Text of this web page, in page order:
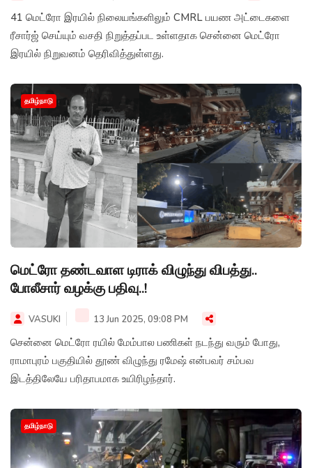
41 மெட்ரோ இரயில் நிலையங்களிலும் CMRL பயண அட்டைகளை
ரீசார்ஜ் செய்யும் வசதி நிறுத்தப்பட உள்ளதாக சென்னை மெட்ரோ
இரயில் நிறுவனம் தெரிவித்துள்ளது.
தமிழ்நாடு
மெட்ரோ தண்டவாள டிராக் விழுந்து விபத்து..
போலீசார் வழக்கு பதிவு..!
VASUKI 13 Jun 2025, 09:08 PM
சென்னை மெட்ரோ ரயில் மேம்பால பணிகள் நடந்து வரும் போது,
ராமாபுரம் பகுதியில் தூண் விழுந்து ரமேஷ் என்பவர் சம்பவ
இடத்திலேயே பரிதாபமாக உயிரிழந்தார்.
தமிழ்நாடு